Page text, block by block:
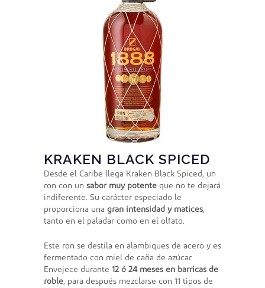
KRAKEN BLACK SPICED
Desde el Caribe llega Kraken Black Spiced, un
ron con un sabor muy potente que no te dejará
indiferente. Su carácter especiado le
proporciona una gran intensidad y matices,
tanto en el paladar como en el olfato.
Este ron se destila en alambiques de acero y es
fermentado con miel de caña de azúcar.
Envejece durante 12 ó 24 meses en barricas de
roble, para después mezclarse con 11 tipos de